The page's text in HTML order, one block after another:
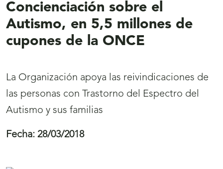
Concienciación sobre el
Autismo, en 5,5 millones de
cupones de la ONCE
La Organización apoya las reivindicaciones de
las personas con Trastorno del Espectro del
Autismo y sus familias
Fecha: 28/03/2018